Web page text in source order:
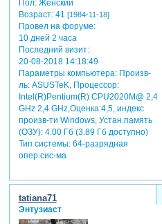
Пол:Женский
Возраст:41 [1984-11-18]
Провел на форуме:
10 дней 2 часа
Последний визит:
20-08-2018 14:18:49
Параметры компьютера:Произв-
ль: ASUSTeK, Процессор:
Intel(R)Pentium(R) CPU2020M@ 2,4
GHz 2,4 GHz,Оценка:4,5, индекс
произв-ти Windows, Устан.память
(ОЗУ): 4.00 Гб (3.89 Гб доступно)
Тип системы: 64-разрядная
опер.сис-ма
tatiana71
Энтузиаст